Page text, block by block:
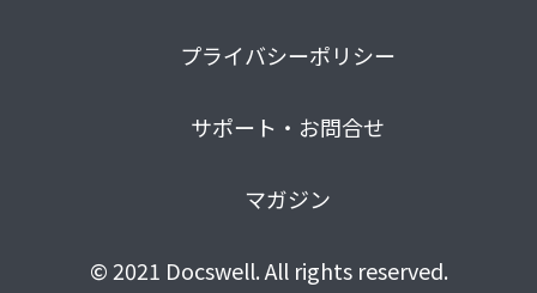
プライバシーポリシー
サポート・お問合せ
マガジン
© 2021 Docswell. All rights reserved.